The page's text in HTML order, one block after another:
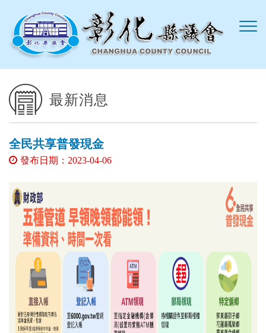
最新消息
全民共享普發現金
發布日期：2023-04-06